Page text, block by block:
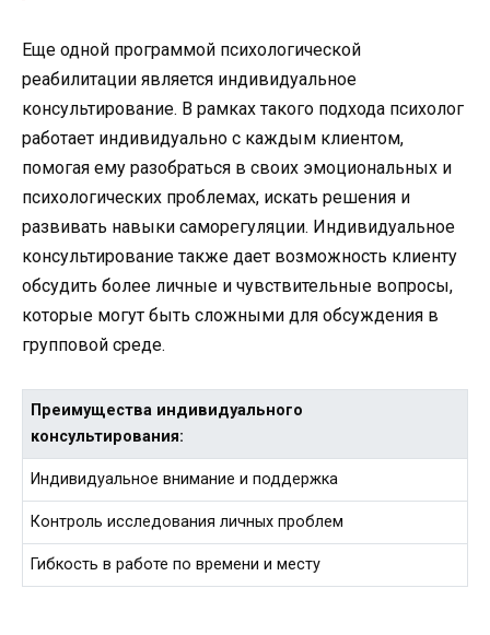
Еще одной программой психологической
реабилитации является индивидуальное
консультирование. В рамках такого подхода психолог
работает индивидуально с каждым клиентом,
помогая ему разобраться в своих эмоциональных и
психологических проблемах, искать решения и
развивать навыки саморегуляции. Индивидуальное
консультирование также дает возможность клиенту
обсудить более личные и чувствительные вопросы,
которые могут быть сложными для обсуждения в
групповой среде.
Преимущества индивидуального
консультирования:
Индивидуальное внимание и поддержка
Контроль исследования личных проблем
Гибкость в работе по времени и месту